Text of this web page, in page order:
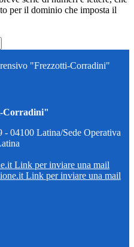
per il dominio che imposta il
"Frezzotti-Corradini"
Corradini"
- 04100 Latina/Sede Operativa
Link per inviare una mail
Link per inviare una mail